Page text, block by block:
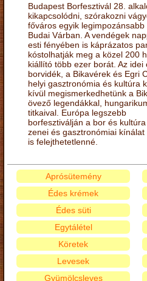
Budapest Borfesztivál 28.
kikapcsolódni, szórakozni
főváros egyik
Budai Várban. A vendégek
esti fényében is káprázatos
kóstolhatják meg a közel 200
kiállító több ezer borát. Az idei
borvidék, a Bikavérek és Egri
helyi gasztronómia és kultúra
kívül megismerkedhetünk a
övező legendákkal,
titkaival. Európa legszebb
borfesztiválján a bor és
zenei és gasztronómiai kínálat
is felejthetetlenné.
Aprósütemény
Édes krémek
Édes süti
Egytálétel
Köretek
Levesek
Gyümölcsleves